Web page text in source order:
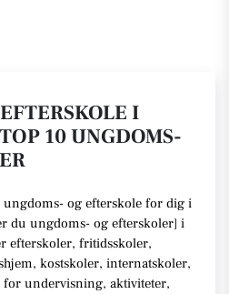
I
10 UNGDOMS-
ungdoms- og efterskole for dig i
du ungdoms- og efterskoler] i
efterskoler, fritidsskoler,
kostskoler, internatskoler,
undervisning, aktiviteter,